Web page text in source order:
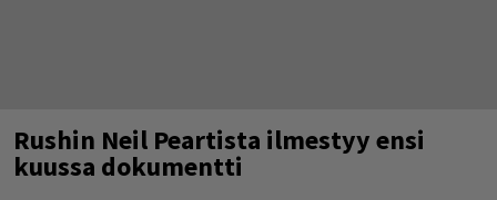
Rushin Neil Peartista ilmestyy ensi
kuussa dokumentti